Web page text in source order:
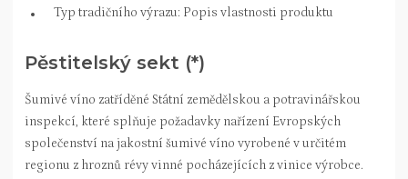
Typ tradičního výrazu: Popis vlastnosti produktu
Pěstitelský sekt (*)
Šumivé víno zatříděné Státní zemědělskou a potravinářskou
inspekcí, které splňuje požadavky nařízení Evropských
společenství na jakostní šumivé víno vyrobené v určitém
regionu z hroznů révy vinné pocházejících z vinice výrobce.